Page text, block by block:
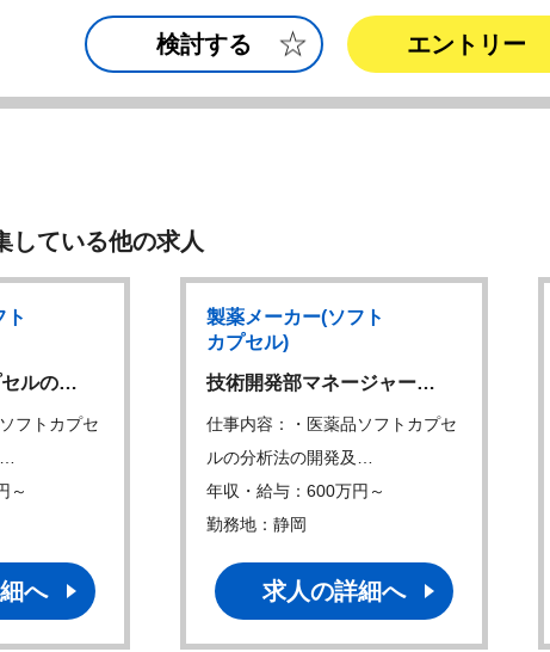
検討する エントリー
している他の求人
ト
セルの…
フトカプセ
～
へ
製薬メーカー(ソフト
カプセル)
技術開発部マネージャー…
仕事内容：・医薬品ソフトカプセ
ルの分析法の開発及…
年収・給与：600万円～
勤務地：静岡
求人の詳細へ